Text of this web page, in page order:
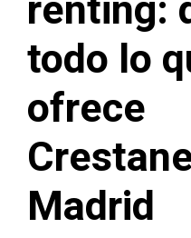
todo lo
ofrece
Madrid